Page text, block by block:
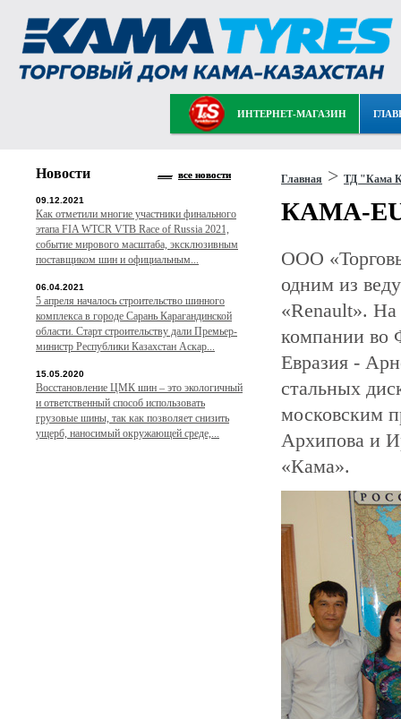
ИНТЕРНЕТ-МАГАЗИН
Главная > ТД "Кама
КАМА-
ООО
одним из
«Renault». На
компании во
Евразия -
стальных
московским
Архипова и
«Кама».
Новости все новости
09.12.2021
Как отметили многие участники финального
этапа FIA WTCR VTB Race of Russia 2021,
событие мирового масштаба, эксклюзивным
поставщиком шин и официальным...
06.04.2021
5 апреля началось строительство шинного
комплекса в городе Сарань Карагандинской
области. Старт строительству дали Премьер-
министр Республики Казахстан Аскар...
15.05.2020
Восстановление ЦМК шин – это экологичный
и ответственный способ использовать
грузовые шины, так как позволяет снизить
ущерб, наносимый окружающей среде,...